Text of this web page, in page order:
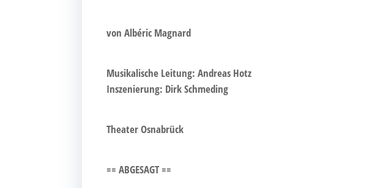
von Albé­ric Magnard
Musi­ka­li­sche Lei­tung: Andre­as Hotz
Insze­nie­rung: Dirk Schmeding
Thea­ter Osnabrück
== ABGESAGT ==